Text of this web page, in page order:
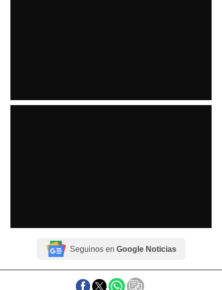
Seguinos en Google Noticias